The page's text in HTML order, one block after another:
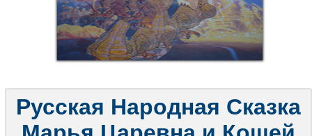
Русская Народная Сказка